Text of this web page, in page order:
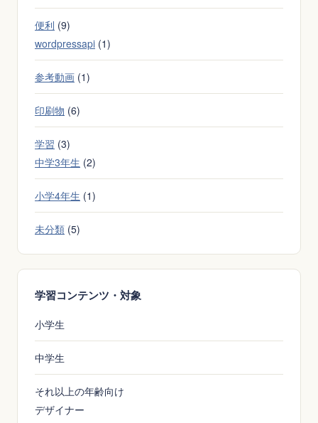
題
科）
便利 (9)
wordpressapi (1)
参考動画 (1)
印刷物 (6)
学習 (3)
中学3年生 (2)
小学4年生 (1)
未分類 (5)
学習コンテンツ・対象
小学生
中学生
それ以上の年齢向け
デザイナー